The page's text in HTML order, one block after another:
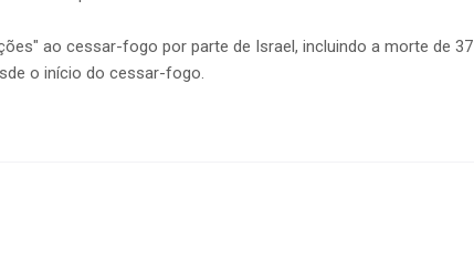
ao cessar-fogo por parte de Israel, incluindo a morte de 37
o início do cessar-fogo.